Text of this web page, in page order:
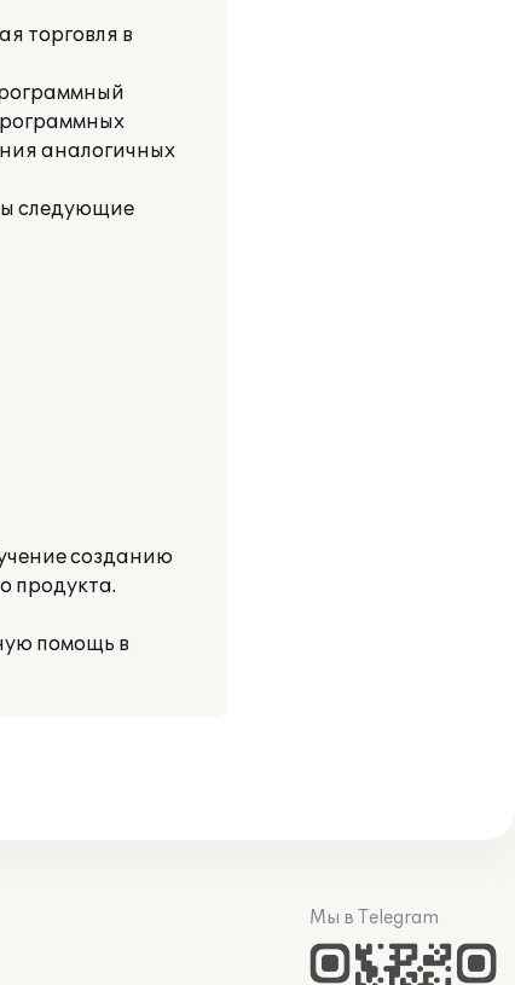
торговля в
аналогичных
следующие
созданию
продукта.
помощь в
Мы в Telegram